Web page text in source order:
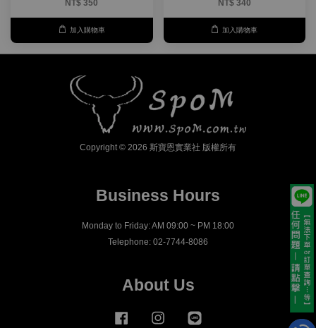
NT$ 350
加入購物車
NT$ 340
加入購物車
Copyright © 2026 斯寶恩實業社 版權所有
Business Hours
Monday to Friday: AM 09:00 ~ PM 18:00
Telephone: 02-7744-8086
About Us
Facebook Instagram